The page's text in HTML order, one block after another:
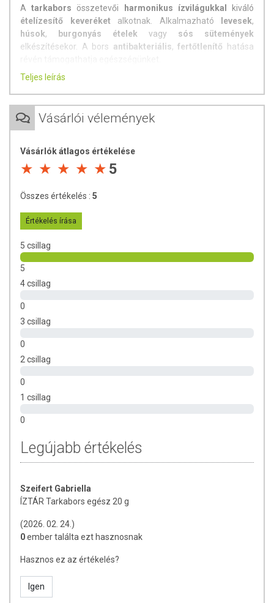
Atarkabors összetevői harmonikus ízvilágukkal
kiváló
ételízesítő keveréket alkotnak. Alkalmazható levesek,
húsok, burgonyás ételek vagy sós sütemények
elkészítésekor. A bors antibakteriális,fertőtlenítő
hatása
Hűvös, száraz, napfénytől védett helyen tárolandó.
Teljes leírás
Vásárlói vélemények
Vásárlók átlagos értékelése
5
Összes értékelés : 5
Értékelés írása
5 csillag
5
4 csillag
0
3 csillag
0
2 csillag
0
1 csillag
0
Legújabb értékelés
Szeifert Gabriella
ÍZTÁR Tarkabors egész 20 g
(2026. 02. 24.)
0ember találta ezt hasznosnak
Hasznos ez az értékelés?
Igen